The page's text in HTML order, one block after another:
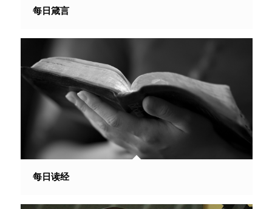
每日箴言
每日读经